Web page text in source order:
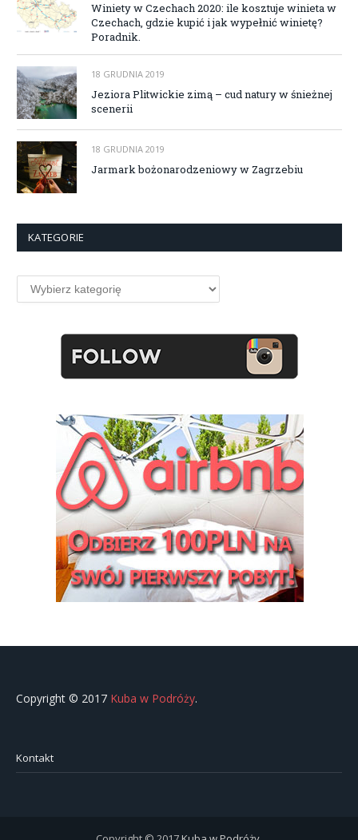
Winiety w Czechach 2020: ile kosztuje winieta w
Czechach, gdzie kupić i jak wypełnić winietę?
Poradnik.
18 GRUDNIA 2019
Jeziora Plitwickie zimą – cud natury w śnieżnej
scenerii
18 GRUDNIA 2019
Jarmark bożonarodzeniowy w Zagrzebiu
KATEGORIE
Kategorie
Copyright © 2017 Kuba w Podróży.
Kontakt